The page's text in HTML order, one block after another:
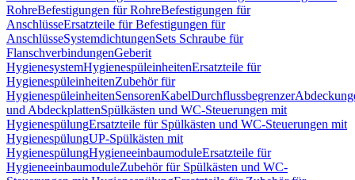
RohreBefestigungen für RohreBefestigungen für
AnschlüsseErsatzteile für Befestigungen für
AnschlüsseSystemdichtungenSets Schraube für
FlanschverbindungenGeberit
HygienesystemHygienespüleinheitenErsatzteile für
HygienespüleinheitenZubehör für
HygienespüleinheitenSensorenKabelDurchflussbegrenzer
und AbdeckplattenSpülkästen und WC-Steuerungen mit
HygienespülungErsatzteile für Spülkästen und WC-Steuerungen mit
HygienespülungUP-Spülkästen mit
HygienespülungHygieneeinbaumoduleErsatzteile für
HygieneeinbaumoduleZubehör für Spülkästen und WC-